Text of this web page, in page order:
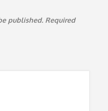
published. Required